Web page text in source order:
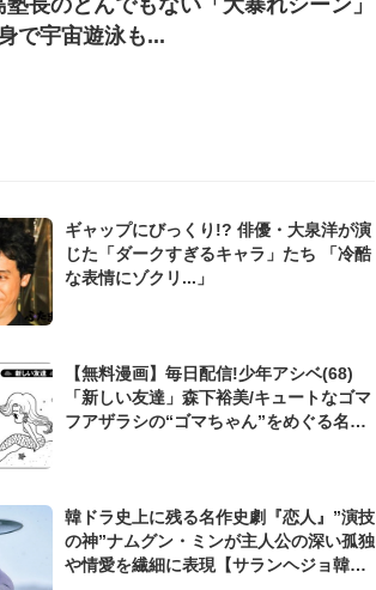
で宇宙遊泳も...
ギャップにびっくり!? 俳優・大泉洋が演
じた「ダークすぎるキャラ」たち 「冷酷
な表情にゾクリ...」
【無料漫画】毎日配信!少年アシベ(68)
「新しい友達」森下裕美/キュートなゴマ
フアザラシの“ゴマちゃん”をめぐる名作
韓ドラ史上に残る名作史劇『恋人』”演技
の神”ナムグン・ミンが主人公の深い孤独
や情愛を繊細に表現【サランヘジョ韓ド